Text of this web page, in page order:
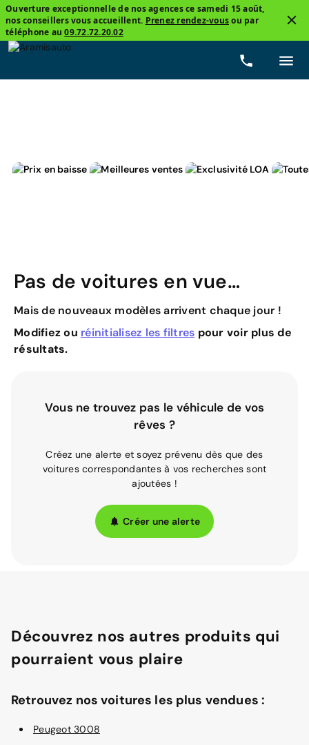
Ouverture exceptionnelle de nos agences ce samedi 15 août,
nos conseillers vous accueillent. Prenez rendez-vousou par
téléphone au09.72.72.20.02
Prix
Pas de voitures en vue…
Mais de nouveaux modèles arrivent chaque jour !
Modifiez ou réinitialisez les filtres pour voir plus de
résultats.
Vous ne trouvez pas le véhicule de vos
rêves ?
Créez une alerte et soyez prévenu dès que des
voitures correspondantes à vos recherches sont
ajoutées !
Créer une alerte
Découvrez nos autres produits qui
pourraient vous plaire
Retrouvez nos voitures les plus vendues :
Peugeot 3008